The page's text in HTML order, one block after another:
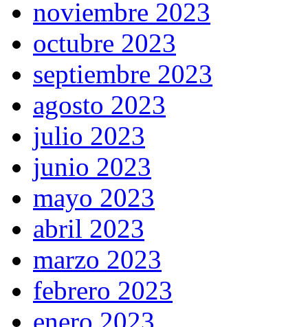
noviembre 2023
octubre 2023
septiembre 2023
agosto 2023
julio 2023
junio 2023
mayo 2023
abril 2023
marzo 2023
febrero 2023